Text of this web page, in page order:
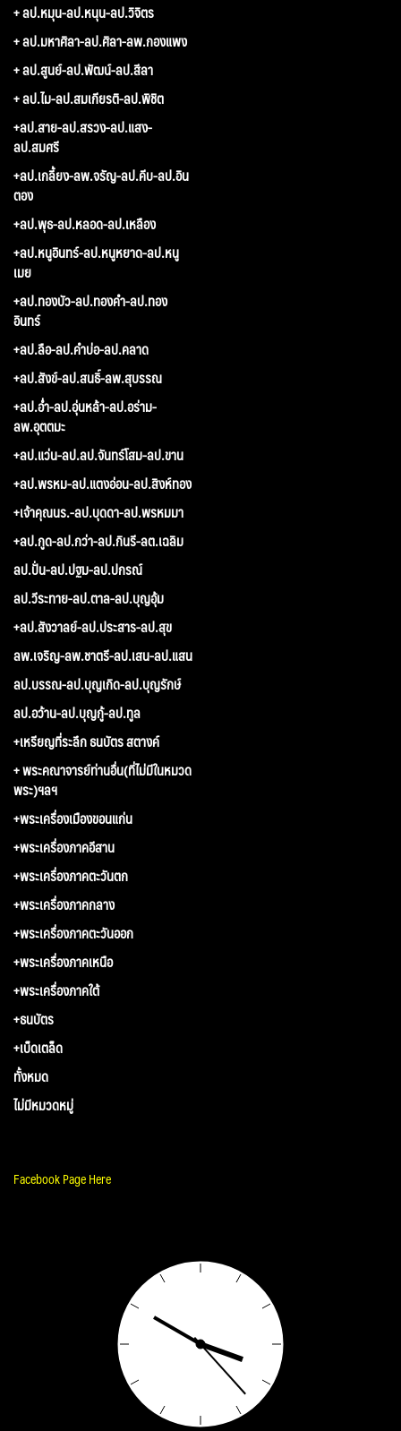
+ ลป.หมุน-ลป.หนุน-ลป.วิจิตร
+ ลป.มหาศิลา-ลป.ศิลา-ลพ.กองแพง
+ ลป.สูนย์-ลป.พัฒน์-ลป.สีลา
+ ลป.ไม-ลป.สมเกียรติ-ลป.พิชิต
+ลป.สาย-ลป.สรวง-ลป.แสง-
ลป.สมศรี
+ลป.เกลี้ยง-ลพ.จรัญ-ลป.คีบ-ลป.อิน
ตอง
+ลป.พุธ-ลป.หลอด-ลป.เหลือง
+ลป.หนูอินทร์-ลป.หนูหยาด-ลป.หนู
เมย
+ลป.ทองบัว-ลป.ทองคำ-ลป.ทอง
อินทร์
+ลป.ลือ-ลป.คำบ่อ-ลป.คลาด
+ลป.สังข์-ลป.สนธิ์-ลพ.สุบรรณ
+ลป.อ่ำ-ลป.อุ่นหล้า-ลป.อร่าม-
ลพ.อุตตมะ
+ลป.แว่น-ลป.ลป.จันทร์โสม-ลป.ขาน
+ลป.พรหม-ลป.แตงอ่อน-ลป.สิงห์ทอง
+เจ้าคุณนร.-ลป.บุดดา-ลป.พรหมมา
+ลป.กูด-ลป.กว่า-ลป.กินรี-ลต.เฉลิม
ลป.ปั่น-ลป.ปฐม-ลป.ปกรณ์
ลป.วีระทาย-ลป.ตาล-ลป.บุญอุ้ม
+ลป.สังวาลย์-ลป.ประสาร-ลป.สุข
ลพ.เจริญ-ลพ.ชาตรี-ลป.เสน-ลป.แสน
ลป.บรรณ-ลป.บุญเกิด-ลป.บุญรักษ์
ลป.อว้าน-ลป.บุญกู้-ลป.ทูล
+เหรียญที่ระลึก ธนบัตร สตางค์
+ พระคณาจารย์ท่านอื่น(ที่ไม่มีในหมวด
พระ)ฯลฯ
+พระเครื่องเมืองขอนแก่น
+พระเครื่องภาคอีสาน
+พระเครื่องภาคตะวันตก
+พระเครื่องภาคกลาง
+พระเครื่องภาคตะวันออก
+พระเครื่องภาคเหนือ
+พระเครื่องภาคใต้
+ธนบัตร
+เบ็ดเตล็ด
ทั้งหมด
ไม่มีหมวดหมู่
Facebook Page Here